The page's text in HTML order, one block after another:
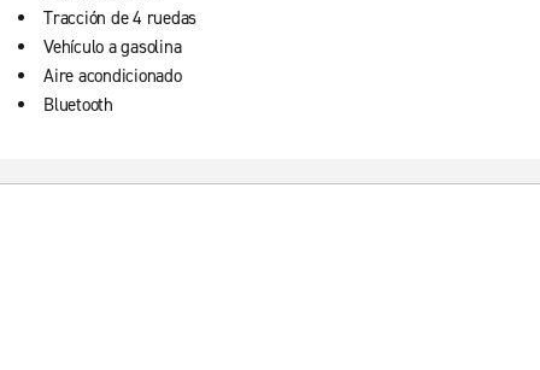
Tracción de 4 ruedas
Vehículo a gasolina
Aire acondicionado
Bluetooth